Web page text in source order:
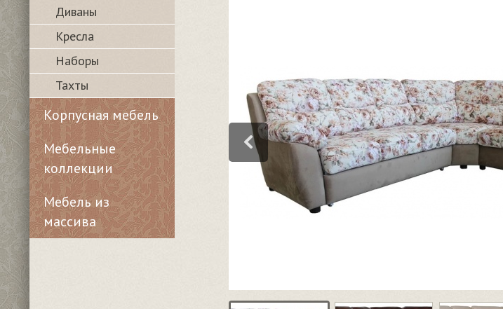
Диваны
Кресла
Наборы
Тахты
Корпусная мебель
Мебельные
коллекции
Мебель из
массива